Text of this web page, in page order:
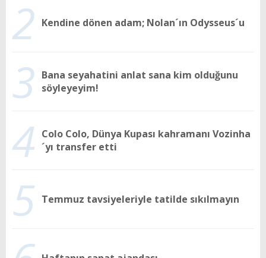
2 Kendine dönen adam; Nolan´ın Odysseus´u
3 Bana seyahatini anlat sana kim olduğunu
söyleyeyim!
4 Colo Colo, Dünya Kupası kahramanı Vozinha
´yı transfer etti
5 Temmuz tavsiyeleriyle tatilde sıkılmayın